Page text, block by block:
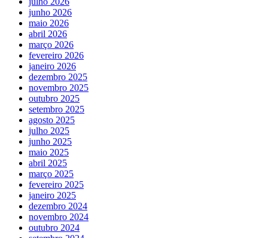
junho 2026
maio 2026
abril 2026
março 2026
fevereiro 2026
janeiro 2026
dezembro 2025
novembro 2025
outubro 2025
setembro 2025
agosto 2025
julho 2025
junho 2025
maio 2025
abril 2025
março 2025
fevereiro 2025
janeiro 2025
dezembro 2024
novembro 2024
outubro 2024